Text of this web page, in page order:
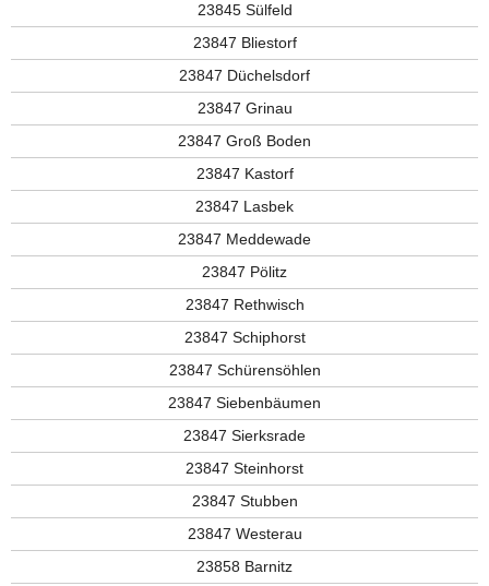
23845 Sülfeld
23847 Bliestorf
23847 Düchelsdorf
23847 Grinau
23847 Groß Boden
23847 Kastorf
23847 Lasbek
23847 Meddewade
23847 Pölitz
23847 Rethwisch
23847 Schiphorst
23847 Schürensöhlen
23847 Siebenbäumen
23847 Sierksrade
23847 Steinhorst
23847 Stubben
23847 Westerau
23858 Barnitz